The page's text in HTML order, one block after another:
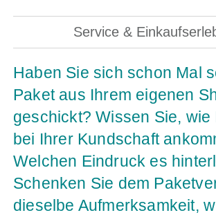
Service &
Haben Sie sich schon Mal
Paket aus Ihrem eigenen
geschickt? Wissen Sie, wie
bei Ihrer Kundschaft
Welchen Eindruck es
Schenken Sie dem
dieselbe Aufmerksamkeit,